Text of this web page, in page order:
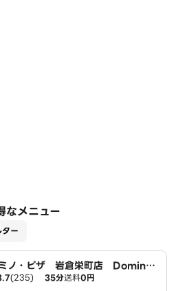
なメニュー
ー
ノ・ピザ 岩倉栄町店 Domin
(235) 35分送料0円